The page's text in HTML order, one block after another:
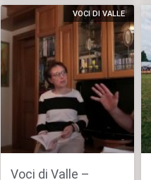
VOCI DI VALLE
Voci di Valle –